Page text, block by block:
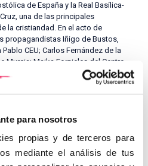
para nosotros
propias y de terceros para
mediante el análisis de tus
de España y la Real Basílica-
una de las principales
la cristiandad. En el acto de
propagandistas Iñigo de Bustos,
CEU; Carlos Fernández de la
Murcia; Maika Fornieles del Centro
Moreno-Muñoz, Secretario
los propagandistas que han
Franco (Madrid) Carlos
de Guadix y de Cartagena
Martínez, Arcipreste de La Sagra-
de la Real Basílica de